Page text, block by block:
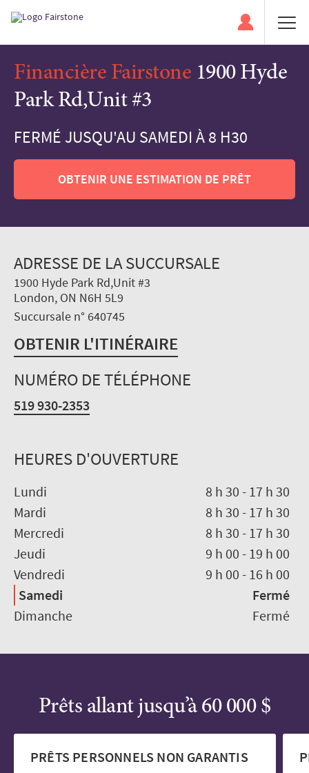
Financière Fairstone 1900 Hyde
Park Rd,Unit #3
FERMÉ JUSQU'AU SAMEDI À 8 H30
OBTENIR UNE ESTIMATION DE PRÊT
ADRESSE DE LA SUCCURSALE
1900 Hyde Park Rd,Unit #3
London, ON N6H 5L9
Succursale n° 640745
OBTENIR L'ITINÉRAIRE
NUMÉRO DE TÉLÉPHONE
519 930-2353
HEURES D'OUVERTURE
Lundi 8 h 30 - 17 h 30
Mardi
8 h 30 - 17 h 30
Mercredi
8 h 30 - 17 h 30
Jeudi
9 h 00 - 19 h 00
Vendredi
9 h 00 - 16 h 00
Samedi
Fermé
Dimanche
Fermé
Prêts allant jusqu’à 60 000 $
PRÊTS PERSONNELS NON GARANTIS